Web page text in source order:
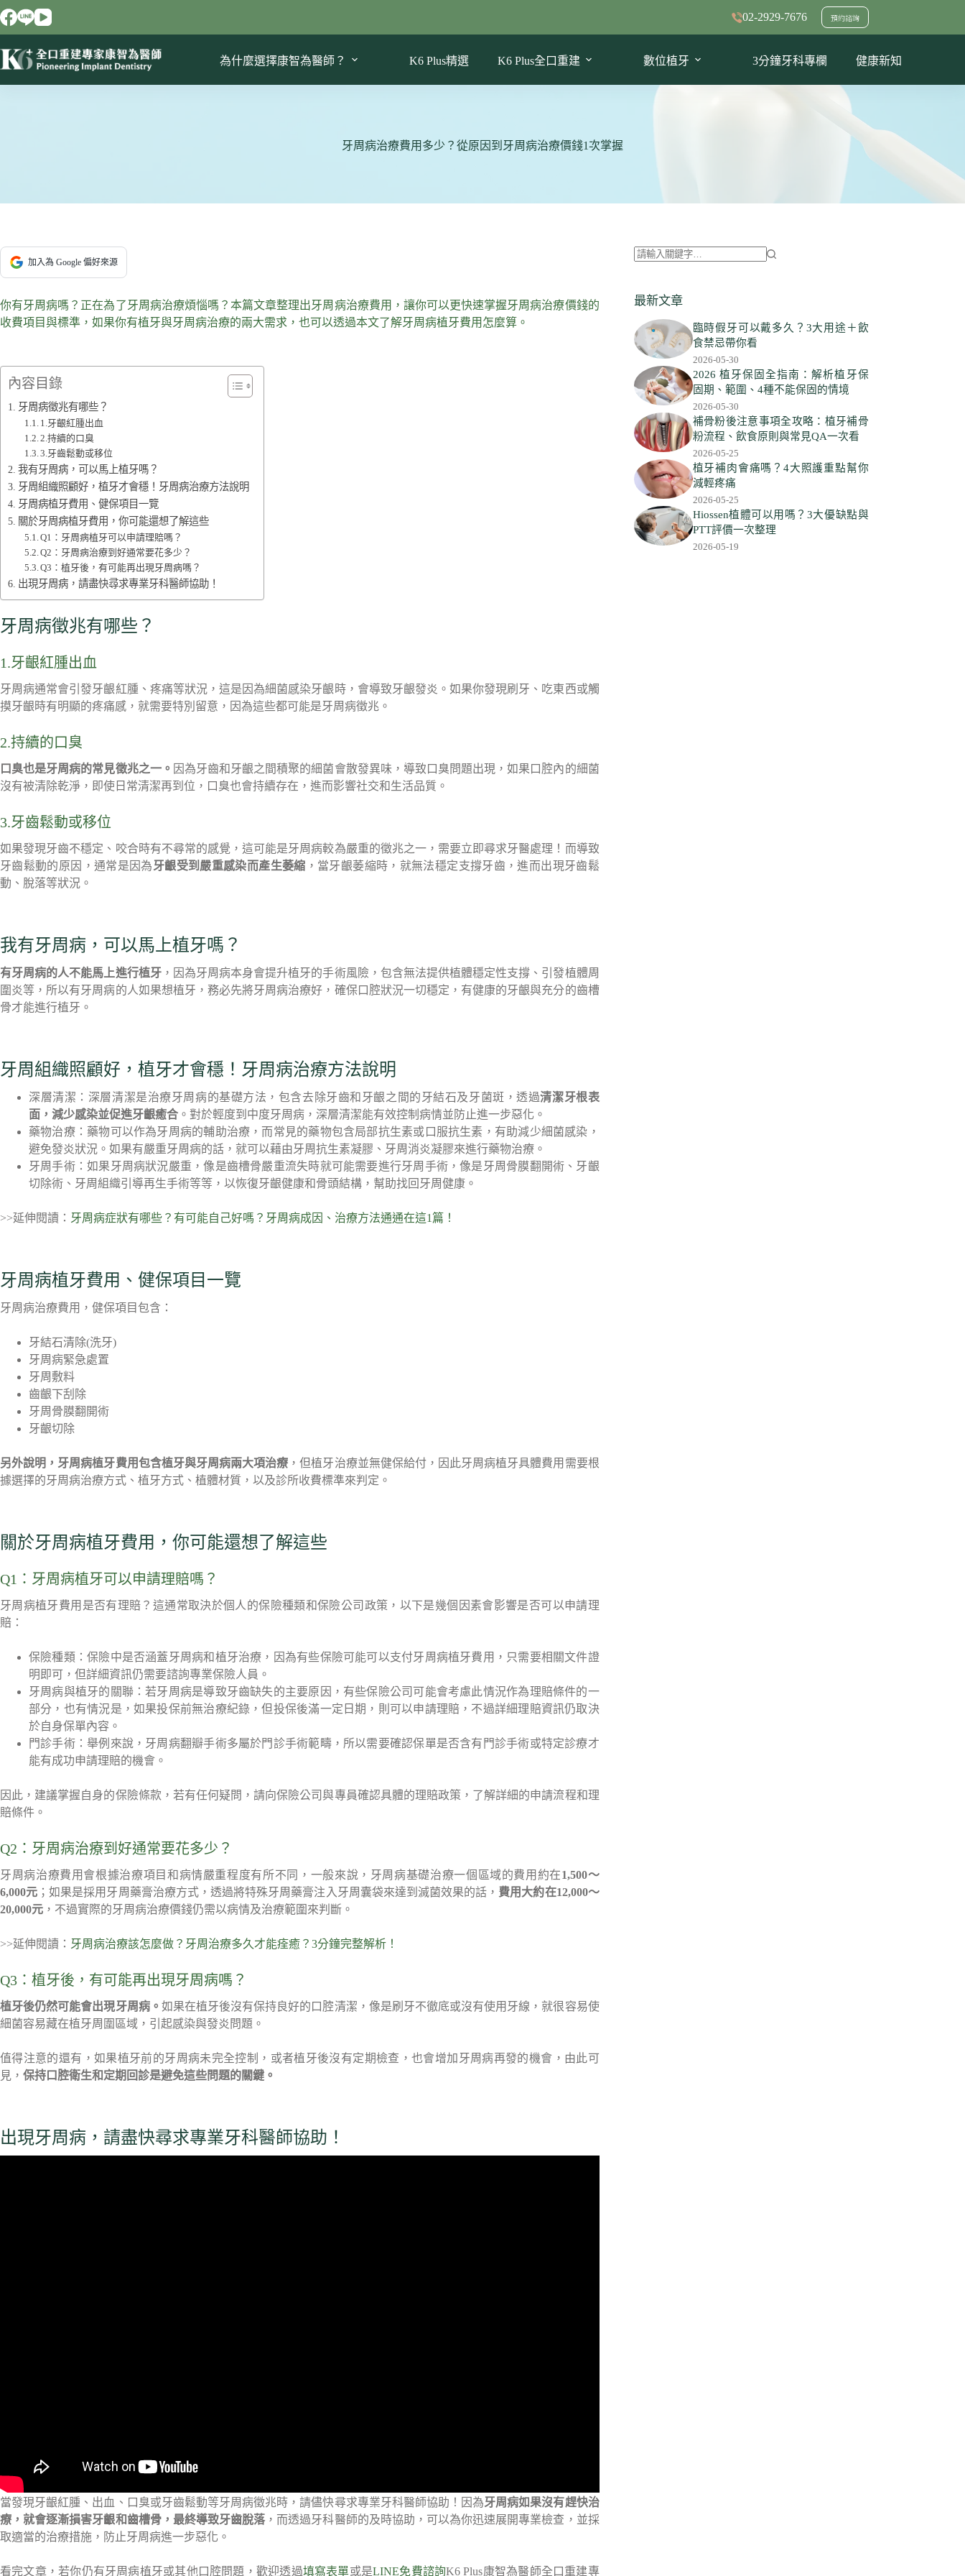
跳
至
要
02-2929-7676 預約諮詢
為什麼選擇康智為醫師？ K6 Plus精選 K6 Plus全口重建 數位植牙 3分鐘牙科專欄 健康新知
牙周病治療費用多少？從原因到牙周病治療價錢1次掌握
加入為 Google 偏好來源
你有牙周病嗎？正在為了牙周病治療煩惱嗎？本篇文章整理出牙周病治療費用，讓你可以更快速掌握牙周病治療價錢的
收費項目與標準，如果你有植牙與牙周病治療的兩大需求，也可以透過本文了解牙周病植牙費用怎麼算。
內容目錄
牙周病徵兆有哪些？
1.牙齦紅腫出血
2.持續的口臭
3.牙齒鬆動或移位
我有牙周病，可以馬上植牙嗎？
牙周組織照顧好，植牙才會穩！牙周病治療方法說明
牙周病植牙費用、健保項目一覽
關於牙周病植牙費用，你可能還想了解這些
Q1：牙周病植牙可以申請理賠嗎？
Q2：牙周病治療到好通常要花多少？
Q3：植牙後，有可能再出現牙周病嗎？
出現牙周病，請盡快尋求專業牙科醫師協助！
牙周病徵兆有哪些？
1.牙齦紅腫出血
牙周病通常會引發牙齦紅腫、疼痛等狀況，這是因為細菌感染牙齦時，會導致牙齦發炎。如果你發現刷牙、吃東西或觸
摸牙齦時有明顯的疼痛感，就需要特別留意，因為這些都可能是牙周病徵兆。
2.持續的口臭
口臭也是牙周病的常見徵兆之一。 因為牙齒和牙齦之間積聚的細菌會散發異味，導致口臭問題出現，如果口腔內的細菌
沒有被清除乾淨，即使日常清潔再到位，口臭也會持續存在，進而影響社交和生活品質。
3.牙齒鬆動或移位
如果發現牙齒不穩定、咬合時有不尋常的感覺，這可能是牙周病較為嚴重的徵兆之一，需要立即尋求牙醫處理！而導致
牙齒鬆動的原因，通常是因為 牙齦受到嚴重感染而產生萎縮 ，當牙齦萎縮時，就無法穩定支撐牙齒，進而出現牙齒鬆
動、脫落等狀況。
我有牙周病，可以馬上植牙嗎？
有牙周病的人不能馬上進行植牙，因為牙周病本身會提升植牙的手術風險，包含無法提供植體穩定性支撐、引發植體周
圍炎等，所以有牙周病的人如果想植牙，務必先將牙周病治療好，確保口腔狀況一切穩定，有健康的牙齦與充分的齒槽
骨才能進行植牙。
牙周組織照顧好，植牙才會穩！牙周病治療方法說明
深層清潔：深層清潔是治療牙周病的基礎方法，包含去除牙齒和牙齦之間的牙結石及牙菌斑，透過清潔牙根表
面，減少感染並促進牙齦癒合 。對於輕度到中度牙周病，深層清潔能有效控制病情並防止進一步惡化。
藥物治療：藥物可以作為牙周病的輔助治療，而常見的藥物包含局部抗生素或口服抗生素，有助減少細菌感染，
避免發炎狀況。如果有嚴重牙周病的話，就可以藉由牙周抗生素凝膠、牙周消炎凝膠來進行藥物治療。
牙周手術：如果牙周病狀況嚴重，像是齒槽骨嚴重流失時就可能需要進行牙周手術，像是牙周骨膜翻開術、牙齦
切除術、牙周組織引導再生手術等等，以恢復牙齦健康和骨頭結構，幫助找回牙周健康。
>>延伸閱讀： 牙周病症狀有哪些？有可能自己好嗎？牙周病成因、治療方法通通在這1篇！
牙周病植牙費用、健保項目一覽
牙周病治療費用，健保項目包含：
牙結石清除(洗牙)
牙周病緊急處置
牙周敷料
齒齦下刮除
牙周骨膜翻開術
牙齦切除
另外說明，牙周病植牙費用包含植牙與牙周病兩大項治療 ，但植牙治療並無健保給付，因此牙周病植牙具體費用需要根
據選擇的牙周病治療方式、植牙方式、植體材質，以及診所收費標準來判定。
關於牙周病植牙費用，你可能還想了解這些
Q1：牙周病植牙可以申請理賠嗎？
牙周病植牙費用是否有理賠？這通常取決於個人的保險種類和保險公司政策，以下是幾個因素會影響是否可以申請理
賠：
保險種類：保險中是否涵蓋牙周病和植牙治療，因為有些保險可能可以支付牙周病植牙費用，只需要相關文件證
明即可，但詳細資訊仍需要諮詢專業保險人員。
牙周病與植牙的關聯：若牙周病是導致牙齒缺失的主要原因，有些保險公司可能會考慮此情況作為理賠條件的一
部分，也有情況是，如果投保前無治療紀錄，但投保後滿一定日期，則可以申請理賠，不過詳細理賠資訊仍取決
於自身保單內容。
門診手術：舉例來說，牙周病翻瓣手術多屬於門診手術範疇，所以需要確認保單是否含有門診手術或特定診療才
能有成功申請理賠的機會。
因此，建議掌握自身的保險條款，若有任何疑問，請向保險公司與專員確認具體的理賠政策，了解詳細的申請流程和理
賠條件。
Q2：牙周病治療到好通常要花多少？
牙周病治療費用會根據治療項目和病情嚴重程度有所不同，一般來說，牙周病基礎治療一個區域的費用約在1,500～
6,000元 ；如果是採用牙周藥膏治療方式，透過將特殊牙周藥膏注入牙周囊袋來達到滅菌效果的話， 費用大約在12,000～
20,000元 ，不過實際的牙周病治療價錢仍需以病情及治療範圍來判斷。
>>延伸閱讀： 牙周病治療該怎麼做？牙周治療多久才能痊癒？3分鐘完整解析！
Q3：植牙後，有可能再出現牙周病嗎？
植牙後仍然可能會出現牙周病。 如果在植牙後沒有保持良好的口腔清潔，像是刷牙不徹底或沒有使用牙線，就很容易使
細菌容易藏在植牙周圍區域，引起感染與發炎問題。
值得注意的還有，如果植牙前的牙周病未完全控制，或者植牙後沒有定期檢查，也會增加牙周病再發的機會，由此可
見， 保持口腔衛生和定期回診是避免這些問題的關鍵。
出現牙周病，請盡快尋求專業牙科醫師協助！
當發現牙齦紅腫、出血、口臭或牙齒鬆動等牙周病徵兆時，請儘快尋求專業牙科醫師協助！因為牙周病如果沒有趕快治
療，就會逐漸損害牙齦和齒槽骨，最終導致牙齒脫落，而透過牙科醫師的及時協助，可以為你迅速展開專業檢查，並採
取適當的治療措施，防止牙周病進一步惡化。
看完文章，若你仍有牙周病植牙或其他口腔問題，歡迎透過填寫表單或是LINE免費諮詢K6 Plus康智為醫師全口重建專
到
符
合
條
件
的
果
最新文章
臨時假牙可以戴多久？3大用途＋飲
食禁忌帶你看
2026-05-30
2026 植牙保固全指南：解析植牙保
固期、範圍、4種不能保固的情境
2026-05-30
補骨粉後注意事項全攻略：植牙補骨
粉流程、飲食原則與常見QA一次看
2026-05-25
植牙補肉會痛嗎？4大照護重點幫你
減輕疼痛
2026-05-25
Hiossen植體可以用嗎？3大優缺點與
PTT評價一次整理
2026-05-19